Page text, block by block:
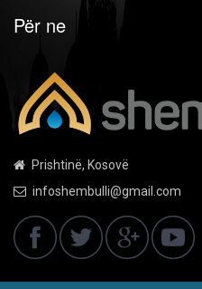
Për ne
Prishtinë, Kosovë
infoshembulli@gmail.com